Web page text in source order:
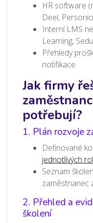
HR software
Deel,
Interní LMS
Learning,
Přehledy
notifikace
Jak firmy
potřebují?
1. Plán rozvoje
Definované
jednotlivých
Seznam
zaměstnanec
2. Přehled a
školení